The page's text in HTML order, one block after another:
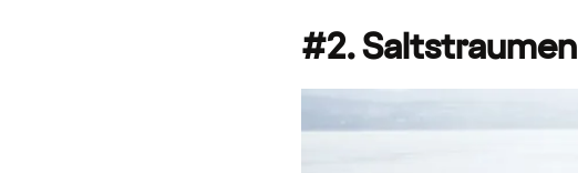
#2. Saltstraumen